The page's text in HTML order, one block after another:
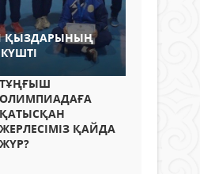
ҚЫЗДАРЫНЫҢ
ТҰҢҒЫШ
ОЛИМПИАДАҒА
ҚАТЫСҚАН
ЖЕРЛЕСІМІЗ ҚАЙДА
ЖҮР?